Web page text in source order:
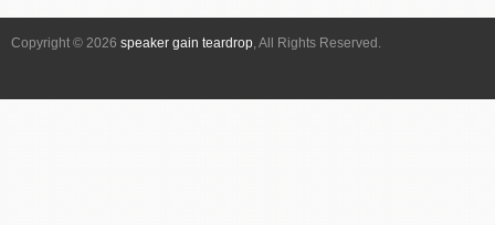
シ
ョ
Copyright © 2026 speaker gain teardrop, All Rights Reserved.